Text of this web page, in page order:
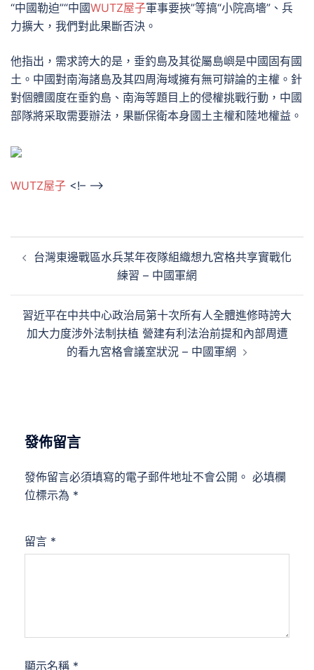
“中國勒迫”“中國WUTZ屋子軍事要挾”等搞“小院高墻”、兵
力擴大，我們對此果斷否決。
他指出，需求誇大的是，垂釣島及其從屬島嶼是中國固有國
土。中國對南海諸島及其四周海域擁有無可辯論的主權。針
對個體國度在垂釣島、南海等題目上的侵權挑戰行動，中國
部隊將采取需要辦法，果斷保衛本身國土主權和陸地權益。
WUTZ屋子 <!– –>
章 台灣東邊戰區水兵某年夜隊組織想九宮格共享實戰化
練習 – 中國軍網
習近平在中共中心政治局第十次所有人全體進修時誇大
加大力度涉外法制扶植 營建有利法治前提和內部周遭
的看九宮格會議室狀況 – 中國軍網
發佈留言
發佈留言必須填寫的電子郵件地址不會公開。 必填欄
位標示為 *
留言 *
顯示名稱 *